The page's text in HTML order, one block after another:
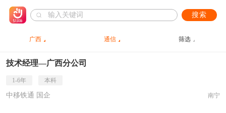
搜索
广西 通信 筛选
技术经理—广西分公司
1-6年 本科
中移铁通 国企 南宁